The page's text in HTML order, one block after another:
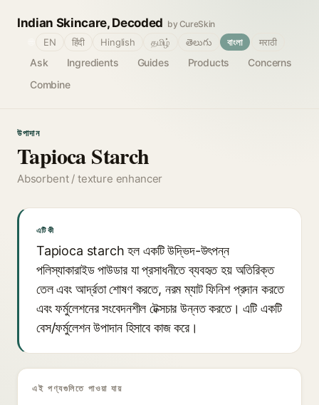
Indian Skincare, Decoded by CureSkin
Ask Ingredients Guides Products
Concerns
Combine
EN हिंदी Hinglish தமிழ் తెలుగు বাংলা मराठी
উপাদান
Tapioca Starch
Absorbent / texture enhancer
এটি কী
Tapioca starch হল একটি উদ্ভিদ-উৎপন্ন
পলিস্যাকারাইড পাউডার যা প্রসাধনীতে ব্যবহৃত হয় অতিরিক্ত
তেল এবং আর্দ্রতা শোষণ করতে, নরম ম্যাট ফিনিশ প্রদান করতে
এবং ফর্মুলেশনের সংবেদনশীল টেক্সচার উন্নত করতে। এটি একটি
বেস/ফর্মুলেশন উপাদান হিসাবে কাজ করে।
এই পণ্যগুলিতে পাওয়া যায়